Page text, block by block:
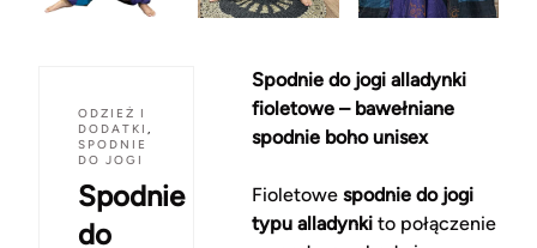
ODZIEŻ I
DODATKI ,
SPODNIE
DO JOGI
Spodnie
do
Spodnie do jogi alladynki
fioletowe – bawełniane
spodnie boho unisex
Fioletowe spodnie do jogi
typu alladynkito połączenie